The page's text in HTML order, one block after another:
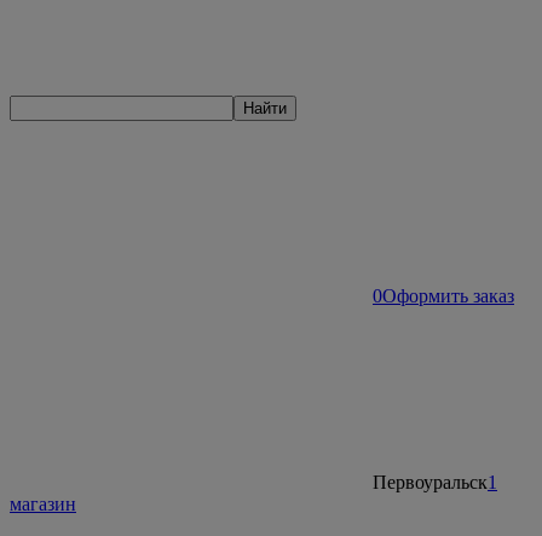
Найти
0Оформить заказ
Первоуральск1
магазин